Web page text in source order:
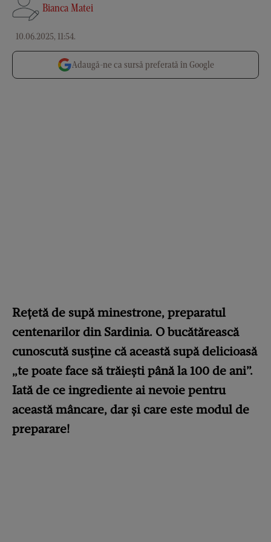
Bianca Matei
10.06.2025, 11:54.
Adaugă-ne ca sursă preferată în Google
Rețetă de supă minestrone, preparatul
centenarilor din Sardinia. O bucătărească
cunoscută susține că această supă delicioasă
„te poate face să trăiești până la 100 de ani”.
Iată de ce ingrediente ai nevoie pentru
această mâncare, dar și care este modul de
preparare!